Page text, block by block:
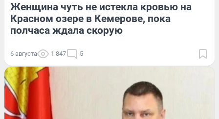
Женщина чуть не истекла кровью на
Красном озере в Кемерове, пока
полчаса ждала скорую
6 августа 1 847 5